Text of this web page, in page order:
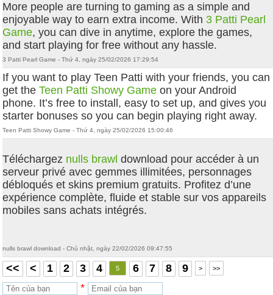
More people are turning to gaming as a simple and
enjoyable way to earn extra income. With 3 Patti Pearl
Game, you can dive in anytime, explore the games,
and start playing for free without any hassle.
3 Patti Pearl Game - Thứ 4, ngày 25/02/2026 17:29:54
If you want to play Teen Patti with your friends, you can
get theTeen Patti Showy Game on your Android
phone. It’s free to install, easy to set up, and gives you
starter bonuses so you can begin playing right away.
Teen Patti Showy Game - Thứ 4, ngày 25/02/2026 15:00:46
Téléchargez nulls brawl download pour accéder à un
serveur privé avec gemmes illimitées, personnages
débloqués et skins premium gratuits. Profitez d’une
expérience complète, fluide et stable sur vos appareils
mobiles sans achats intégrés.
nulls brawl download - Chủ nhật, ngày 22/02/2026 09:47:55
<< < 1 2 3 4 5 6 7 8 9 > >>
*